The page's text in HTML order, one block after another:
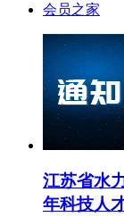
会员之家
江苏省水
年科技人